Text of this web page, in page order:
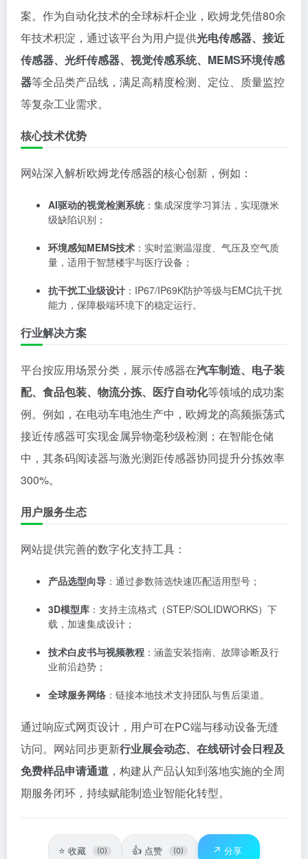
案。作为自动化技术的全球标杆企业，欧姆龙凭借80余
年技术积淀，通过该平台为用户提供光电传感器、接近
传感器、光纤传感器、视觉传感系统、MEMS环境传感
器等全品类产品线，满足高精度检测、定位、质量监控
等复杂工业需求。
核心技术优势
网站深入解析欧姆龙传感器的核心创新，例如：
AI驱动的视觉检测系统：集成深度学习算法，实现微米
级缺陷识别；
环境感知MEMS技术 ：实时监测温湿度、气压及空气质
量，适用于智慧楼宇与医疗设备；
抗干扰工业级设计 ：IP67/IP69K防护等级与EMC抗干扰
能力，保障极端环境下的稳定运行。
行业解决方案
平台按应用场景分类，展示传感器在汽车制造、电子装
配、食品包装、物流分拣、医疗自动化等领域的成功案
例。例如，在电动车电池生产中，欧姆龙的高频振荡式
接近传感器可实现金属异物毫秒级检测；在智能仓储
中，其条码阅读器与激光测距传感器协同提升分拣效率
300%。
用户服务生态
网站提供完善的数字化支持工具：
产品选型向导 ：通过参数筛选快速匹配适用型号；
3D模型库 ：支持主流格式（STEP/SOLIDWORKS）下
载，加速集成设计；
技术白皮书与视频教程 ：涵盖安装指南、故障诊断及行
业前沿趋势；
全球服务网络 ：链接本地技术支持团队与售后渠道。
通过响应式网页设计，用户可在PC端与移动设备无缝
访问。网站同步更新行业展会动态、在线研讨会日程及
免费样品申请通道 ，构建从产品认知到落地实施的全周
期服务闭环，持续赋能制造业智能化转型。
⭐ 收藏 (0) 👍 点赞 (0) ↗️ 分享